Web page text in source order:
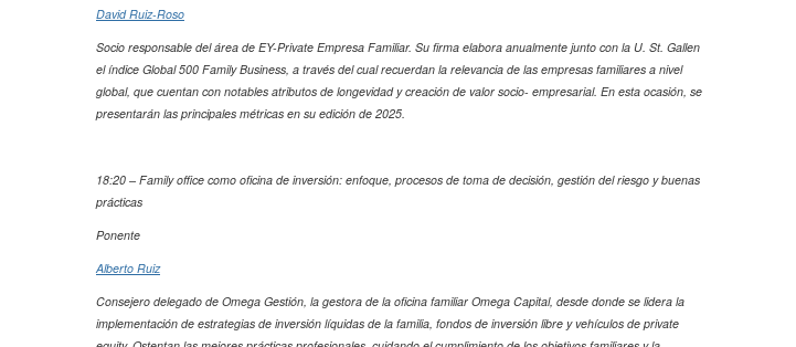
David Ruiz-Roso
Socio responsable del área de EY-Private Empresa Familiar. Su firma elabora anualmente junto con la U. St. Gallen
el índice Global 500 Family Business, a través del cual recuerdan la relevancia de las empresas familiares a nivel
global, que cuentan con notables atributos de longevidad y creación de valor socio- empresarial. En esta ocasión, se
presentarán las principales métricas en su edición de 2025.
18:20 – Family office como oficina de inversión: enfoque, procesos de toma de decisión, gestión del riesgo y buenas
prácticas
Ponente
Alberto Ruiz
Consejero delegado de Omega Gestión, la gestora de la oficina familiar Omega Capital, desde donde se lidera la
implementación de estrategias de inversión líquidas de la familia, fondos de inversión libre y vehículos de private